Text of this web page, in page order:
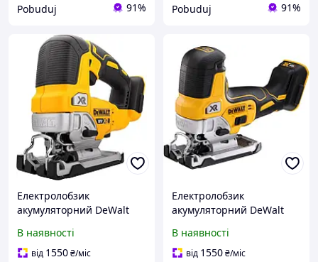
Pobuduj 91% Pobuduj 91%
Електролобзик
акумуляторний DeWalt
В наявності
від 1550₴/міс
Електролобзик
акумуляторний DeWalt
В наявності
від 1550₴/міс